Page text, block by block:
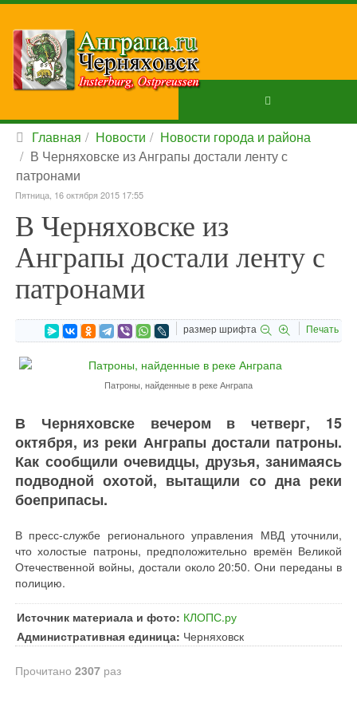
Главная Новости
Новости города и района
В Черняховске из Анграпы достали ленту с
патронами
Пятница, 16 октября 2015 17:55
В Черняховске из
Анграпы достали ленту с
патронами
размер шрифта Печать
Патроны, найденные в реке Анграпа
В Черняховске вечером в четверг, 15
октября, из реки Анграпы достали патроны.
Как сообщили очевидцы, друзья, занимаясь
подводной охотой, вытащили со дна реки
боеприпасы.
В пресс-службе регионального управления МВД уточнили,
что холостые патроны, предположительно времён Великой
Отечественной войны, достали около 20:50. Они переданы в
полицию.
Источник материала и фото: КЛОПС.ру
Административная единица: Черняховск
Прочитано 2307 раз